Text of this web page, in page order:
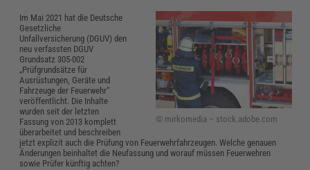
© mirkomedia – stock.adobe.com
Im Mai 2021 hat die Deutsche
Gesetzliche
Unfallversicherung (DGUV) den
neu verfassten DGUV
Grundsatz 305-002
„Prüfgrundsätze für
Ausrüstungen, Geräte und
Fahrzeuge der Feuerwehr“
veröffentlicht. Die Inhalte
wurden seit der letzten
Fassung von 2013 komplett
überarbeitet und beschreiben
jetzt explizit auch die Prüfung von Feuerwehrfahrzeugen. Welche genauen
Änderungen beinhaltet die Neufassung und worauf müssen Feuerwehren
sowie Prüfer künftig achten?